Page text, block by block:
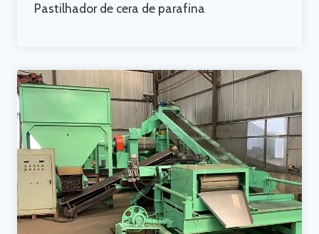
Pastilhador de cera de parafina